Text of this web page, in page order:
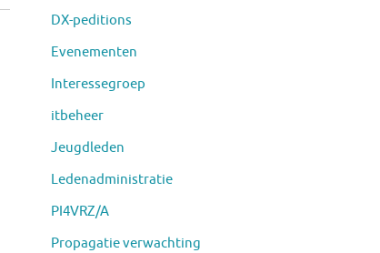
DX-peditions
Evenementen
Interessegroep
itbeheer
Jeugdleden
Ledenadministratie
PI4VRZ/A
Propagatie verwachting